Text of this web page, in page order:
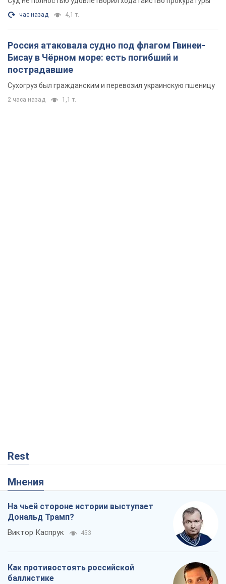
час назад 4,1 т.
Россия атаковала судно под флагом Гвинеи-
Бисау в Чёрном море: есть погибший и
пострадавшие
Сухогруз был гражданским и перевозил украинскую пшеницу
2 часа назад 1,1 т.
Rest
Мнения
На чьей стороне истории выступает
Дональд Трамп?
Виктор Каспрук 453
Как противостоять российской
баллистике